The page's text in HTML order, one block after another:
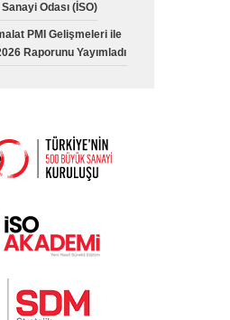
Odası (İSO)
PMI Gelişmeleri ile
Raporunu Yayımladı